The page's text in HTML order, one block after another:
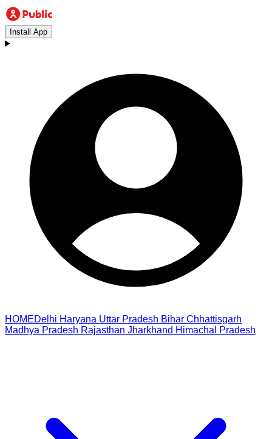
Install App
HOMEDelhi Haryana Uttar Pradesh Bihar Chhattisgarh
Madhya Pradesh Rajasthan Jharkhand Himachal Pradesh